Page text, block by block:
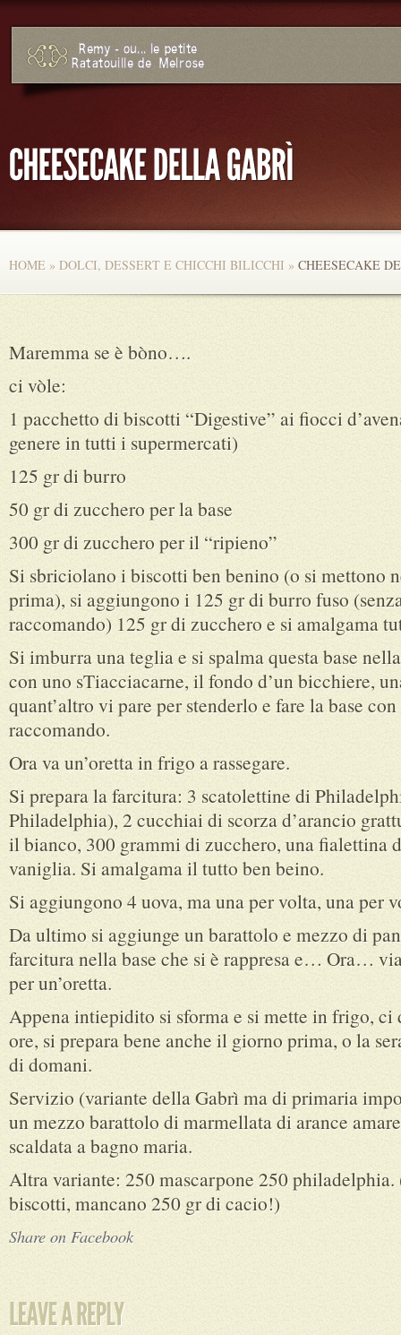
HOME » DOLCI, DESSERT E CHICCHI BILICCHI » CHEESECAKE
Maremma se è bòno….
ci vòle:
1 pacchetto di biscotti “Digestive” ai fiocci
genere in tutti i supermercati)
125 gr di burro
50 gr di zucchero per la base
300 gr di zucchero per il “ripieno”
Si sbriciolano i biscotti ben benino (o si mettono
prima), si aggiungono i 125 gr di burro fuso
raccomando) 125 gr di zucchero e si amalgama
Si imburra una teglia e si spalma questa base
con uno sTiacciacarne, il fondo d’un bicchiere,
quant’altro vi pare per stenderlo e fare la base
raccomando.
Ora va un’oretta in frigo a rassegare.
Si prepara la farcitura: 3 scatolettine di
Philadelphia), 2 cucchiai di scorza d’arancio
il bianco, 300 grammi di zucchero, una fialettina
vaniglia. Si amalgama il tutto ben beino.
Si aggiungono 4 uova, ma una per volta, una per
Da ultimo si aggiunge un barattolo e mezzo di
farcitura nella base che si è rappresa e… Ora…
per un’oretta.
Appena intiepidito si sforma e si mette in frigo, ci
ore, si prepara bene anche il giorno prima, o la
di domani.
Servizio (variante della Gabrì ma di primaria
un mezzo barattolo di marmellata di arance
scaldata a bagno maria.
Altra variante: 250 mascarpone 250 philadelphia.
biscotti, mancano 250 gr di cacio!)
Share on Facebook